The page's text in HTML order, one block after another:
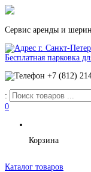
Сервис аренды и
г. Санкт-
Бесплатная парковка
+7 (812)
:
0
Корзина
Каталог товаров